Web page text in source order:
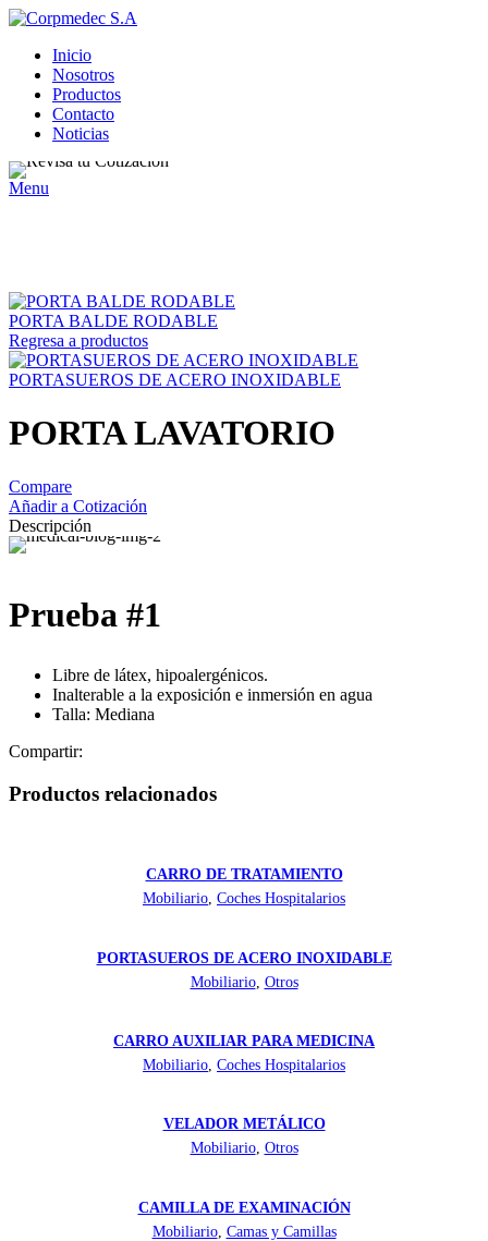
Inicio
Nosotros
Productos
Contacto
Noticias
Menu
PORTA BALDE RODABLE
Regresa a productos
PORTASUEROS DE ACERO INOXIDABLE
PORTA LAVATORIO
Compare
Añadir a Cotización
Descripción
Prueba #1
Libre de látex, hipoalergénicos.
Inalterable a la exposición e inmersión en agua
Talla: Mediana
Compartir:
Productos relacionados
CARRO DE TRATAMIENTO
Mobiliario Coches Hospitalarios
PORTASUEROS DE ACERO INOXIDABLE
Mobiliario, Otros
CARRO AUXILIAR PARA MEDICINA
Mobiliario Coches Hospitalarios
VELADOR METÁLICO
Mobiliario, Otros
CAMILLA DE EXAMINACIÓN
Mobiliario, Camas y Camillas